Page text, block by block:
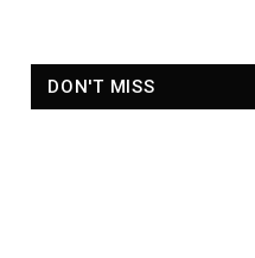
DON'T MISS